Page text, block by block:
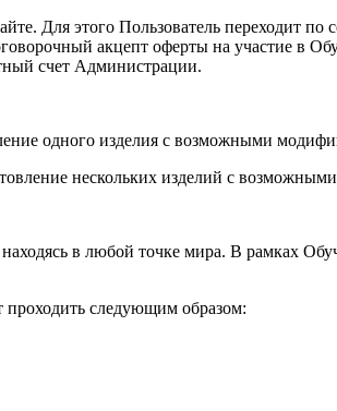
Для этого Пользователь переходит
акцепт оферты на участие
счет Администрации.
одного изделия с возможными
нескольких изделий с
в любой точке мира. В рамках
проходить следующим образом: